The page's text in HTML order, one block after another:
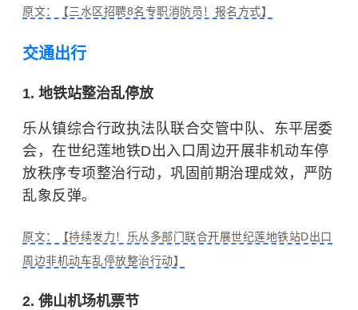
原文：【三水区招聘8名专职消防员！报名方式】
交通出行
1. 地铁站整治乱停放
乐从镇综合行政执法队联合交管中队、东平居委
会，在世纪莲地铁D出入口周边开展非机动车停
放秩序专项整治行动，巩固前期治理成效，严防
乱象反弹。
原文：【持续发力！乐从多部门联合开展世纪莲地铁站D出口
周边非机动车乱停放整治行动】
2. 佛山机场机票节